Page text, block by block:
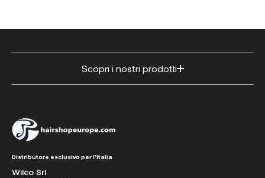
Scopri i nostri prodotti
Distributore esclusivo per l'Italia
Wilco Srl